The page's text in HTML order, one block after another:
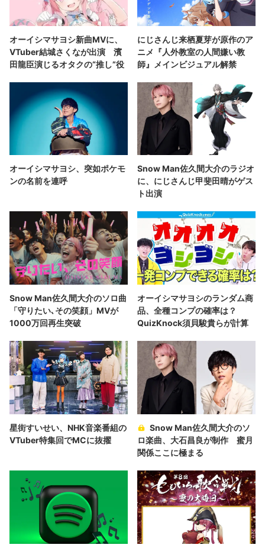
オーイシマサヨシ新曲MVに、
VTuber結城さくなが出演 濱
田龍臣演じるオタクの“推し”役
にじさんじ来栖夏芽が原作のア
ニメ『人外教室の人間嫌い教
師』メインビジュアル解禁
オーイシマサヨシ、突如ポケモ
ンの名前を連呼
Snow Man佐久間大介のラジオ
に、にじさんじ甲斐田晴がゲス
ト出演
Snow Man佐久間大介のソロ曲
「守りたい､その笑顔」MVが
1000万回再生突破
オーイシマサヨシのランダム商
品、全種コンプの確率は？
QuizKnock須貝駿貴らが計算
星街すいせい、NHK音楽番組の
VTuber特集回でMCに抜擢
Snow Man佐久間大介のソ
ロ楽曲、大石昌良が制作 蜜月
関係ここに極まる